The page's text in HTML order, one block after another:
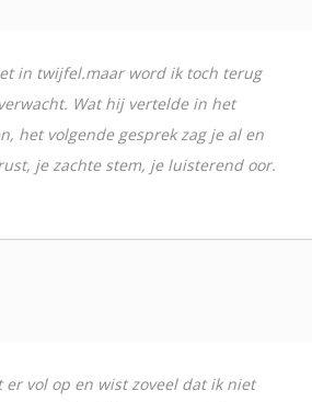
in twijfel.maar word ik toch terug
Wat hij vertelde in het
het volgende gesprek zag je al en
je zachte stem, je luisterend oor.
vol op en wist zoveel dat ik niet